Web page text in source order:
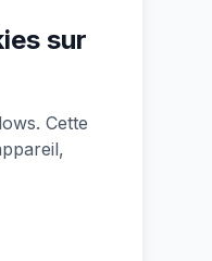
sur
Cette